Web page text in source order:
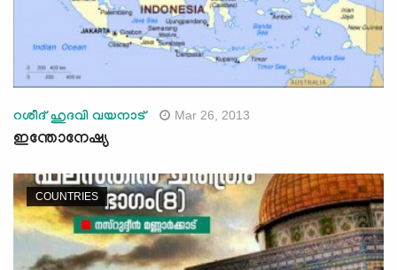
റശീദ് ഹുദവി വയനാട് Mar 26, 2013
ഇന്തോനേഷ്യ
COUNTRIES